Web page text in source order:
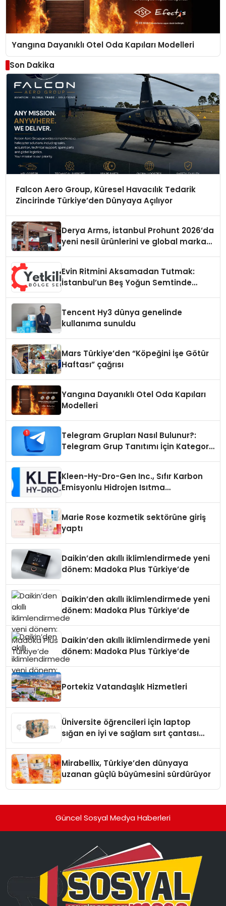
Yangına Dayanıklı Otel Oda Kapıları Modelleri
Son Dakika
Falcon Aero Group, Küresel Havacılık Tedarik
Zincirinde Türkiye’den Dünyaya Açılıyor
Derya Arms, İstanbul Prohunt 2026’da
yeni nesil ürünlerini ve global marka
Evin Ritmini Aksamadan Tutmak:
İstanbul’un Beş Yoğun Semtinde
Tencent Hy3 dünya genelinde
kullanıma sunuldu
Mars Türkiye’den “Köpeğini İşe Götür
Haftası” çağrısı
Yangına Dayanıklı Otel Oda Kapıları
Modelleri
Telegram Grupları Nasıl Bulunur?:
Telegram Grup Tanıtımı İçin Kategori
Kleen-Hy-Dro-Gen Inc., Sıfır Karbon
Emisyonlu Hidrojen Isıtma
Marie Rose kozmetik sektörüne giriş
yaptı
Daikin’den akıllı iklimlendirmede yeni
dönem: Madoka Plus Türkiye’de
Daikin’den akıllı iklimlendirmede yeni
dönem: Madoka Plus Türkiye’de
Daikin’den akıllı iklimlendirmede yeni
dönem: Madoka Plus Türkiye’de
Portekiz Vatandaşlık Hizmetleri
Üniversite öğrencileri için laptop
sığan en iyi ve sağlam sırt çantası
Mirabellix, Türkiye’den dünyaya
uzanan güçlü büyümesini sürdürüyor
Güncel Sosyal Medya Haberleri